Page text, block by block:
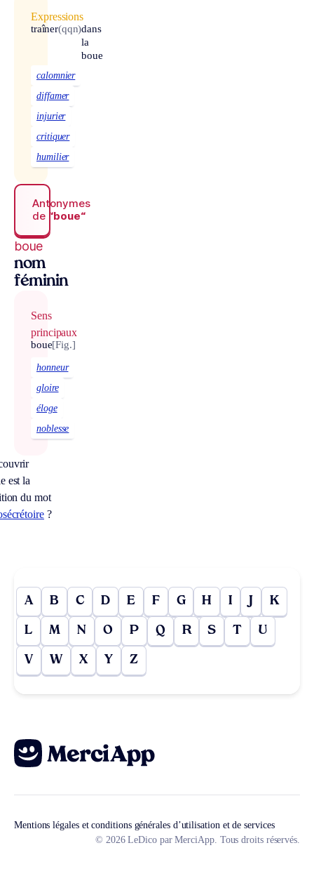
Expressions
traîner(qqn)dans
la
boue
calomnier
diffamer
injurier
critiquer
humilier
Antonymes
de “boue“
boue
nom
féminin
Sens
principaux
boue[Fig.]
honneur
gloire
éloge
noblesse
est la
du mot
?
A B C D E F G H I J K
L M N O P Q R S T U
V W X Y Z
Mentions légales et conditions générales d’utilisation et de services
© 2026 LeDico par MerciApp. Tous droits réservés.